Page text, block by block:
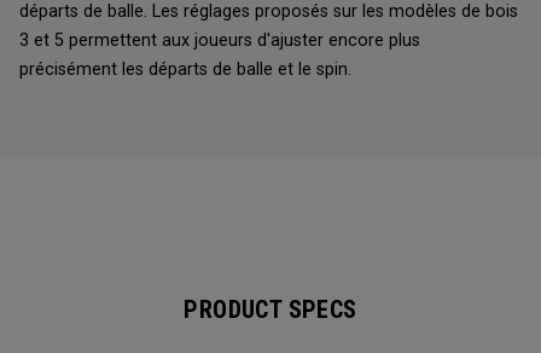
départs de balle. Les réglages proposés sur les modèles de bois
3 et 5 permettent aux joueurs d'ajuster encore plus
précisément les départs de balle et le spin.
PRODUCT SPECS